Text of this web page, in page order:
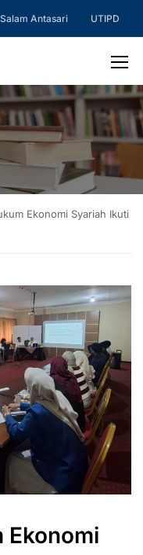
Salam Antasari UTIPD
Ekonomi Syariah Ikuti
Ekonomi